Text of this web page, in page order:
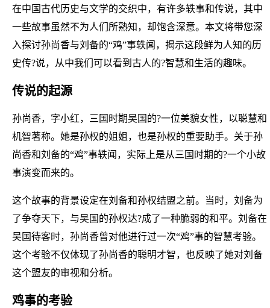
在中国古代历史与文学的交织中，有许多轶事和传说，其中
一些故事虽然不为人们所熟知，却饱含深意。本文将带您深
入探讨孙尚香与刘备的“鸡”事轶闻，揭示这段鲜为人知的历
史传?说，从中我们可以看到古人的?智慧和生活的趣味。
传说的起源
孙尚香，字小红，三国时期吴国的?一位美貌女性，以聪慧和
机智著称。她是孙权的姐姐，也是孙权的重要助手。关于孙
尚香和刘备的“鸡”事轶闻，实际上是从三国时期的?一个小故
事演变而来的。
这个故事的背景设定在刘备和孙权结盟之前。当时，刘备为
了争夺天下，与吴国的孙权达?成了一种脆弱的和平。刘备在
吴国待客时，孙尚香曾对他进行过一次“鸡”事的智慧考验。
这个考验不仅体现了孙尚香的聪明才智，也反映了她对刘备
这个盟友的审视和分析。
鸡事的考验